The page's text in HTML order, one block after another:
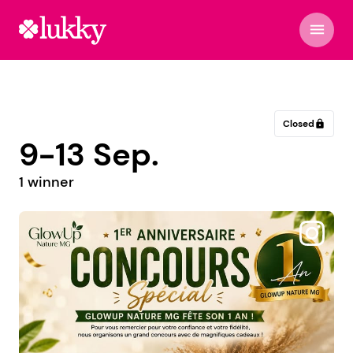
menu
Closed lock
9-13 Sep.
1 winner
@heladeriarivadavia